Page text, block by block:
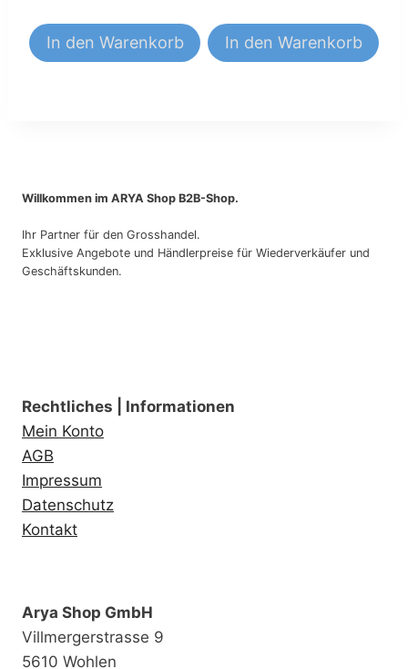
In den Warenkorb In den Warenkorb
Willkommen im ARYA Shop B2B-Shop.
Ihr Partner für den Grosshandel.
Exklusive Angebote und Händlerpreise für Wiederverkäufer und
Geschäftskunden.
Rechtliches | Informationen
Mein Konto
AGB
Impressum
Datenschutz
Kontakt
Arya Shop GmbH
Villmergerstrasse 9
5610 Wohlen